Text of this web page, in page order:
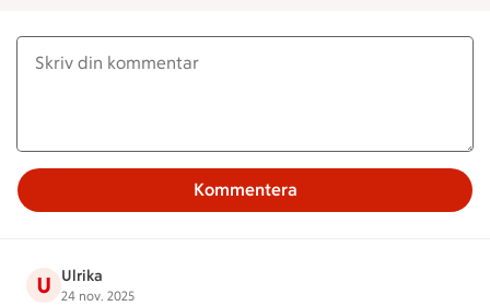
Kommentera
U Ulrika
24 nov. 2025